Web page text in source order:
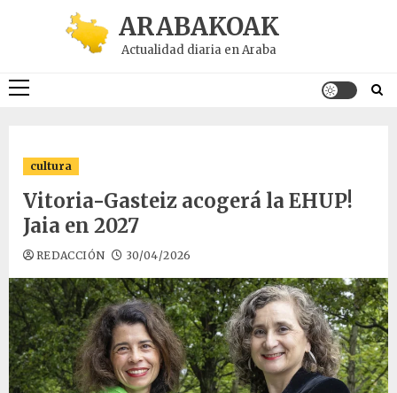
ARABAKOAK
Actualidad diaria en Araba
Menú
cultura
Vitoria-Gasteiz acogerá la EHUP!
Jaia en 2027
REDACCIÓN 30/04/2026